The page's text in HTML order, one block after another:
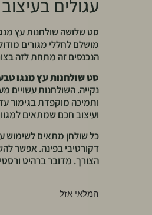
עגולים
סט שלושה שולחנות עץ מנגו
מושלם לחללי מגורים
הנכנסים זה מתחת לזה
סט שולחנות עץ מנגו
נקייה. השולחנות עשויים
ותמיכה מוקפדת בגימור
ועיצוב חכם שמתאים
כל שולחן מתאים לשימוש
דקורטיבי בפינה. אפשר
הצורך. מדובר ברהיט
המלאי אזל